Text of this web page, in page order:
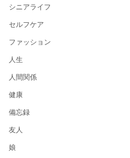
シニアライフ
セルフケア
ファッション
人生
人間関係
健康
備忘録
友人
娘